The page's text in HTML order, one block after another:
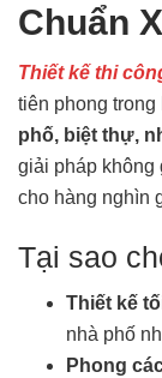
Chuẩn
Thiết kế thi
tiên phong
phố, biệt thự,
giải pháp không
cho hàng nghìn
Tại sao
Thiết kế
nhà phố
Phong